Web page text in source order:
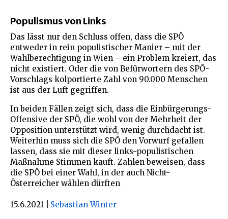
Populismus von Links
Das lässt nur den Schluss offen, dass die SPÖ
entweder in rein populistischer Manier – mit der
Wahlberechtigung in Wien – ein Problem kreiert, das
nicht existiert. Oder die von Befürwortern des SPÖ-
Vorschlags kolportierte Zahl von 90.000 Menschen
ist aus der Luft gegriffen.
In beiden Fällen zeigt sich, dass die Einbürgerungs-
Offensive der SPÖ, die wohl von der Mehrheit der
Opposition unterstützt wird, wenig durchdacht ist.
Weiterhin muss sich die SPÖ den Vorwurf gefallen
lassen, dass sie mit dieser links-populistischen
Maßnahme Stimmen kauft. Zahlen beweisen, dass
die SPÖ bei einer Wahl, in der auch Nicht-
Österreicher wählen dürften
15.6.2021 Sebastian Winter